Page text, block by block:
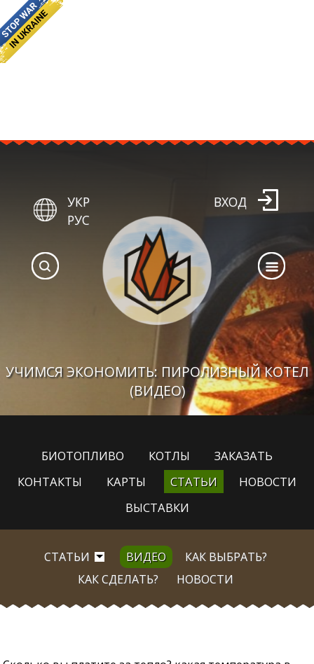
УЧИМСЯ ЭКОНОМИТЬ: ПИРОЛИЗНЫЙ КОТЕЛ
(ВИДЕО)
УКР
РУС
ВХОД
БИОТОПЛИВО КОТЛЫ
ЗАКАЗАТЬ
КОНТАКТЫ
КАРТЫ СТАТЬИ
НОВОСТИ
ВЫСТАВКИ
СТАТЬИ ВИДЕО
КАК ВЫБРАТЬ?
КАК СДЕЛАТЬ?
НОВОСТИ